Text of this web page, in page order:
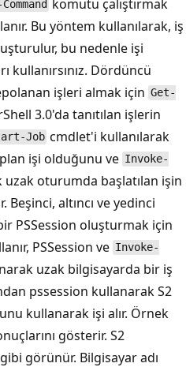
komutu çalıştırmak
Bu yöntem kullanılarak, iş
bu nedenle işi
kullanırsınız. Dördüncü
işleri almak için Get-
3.0'da tanıtılan işlerin
Job cmdlet'i kullanılarak
işi olduğunu ve Invoke-
oturumda başlatılan işin
altıncı ve yedinci
PSSession oluşturmak için
PSSession ve Invoke-
uzak bilgisayarda bir iş
pssession kullanarak S2
kullanarak işi alır. Örnek
gösterir. S2
görünür. Bilgisayar adı